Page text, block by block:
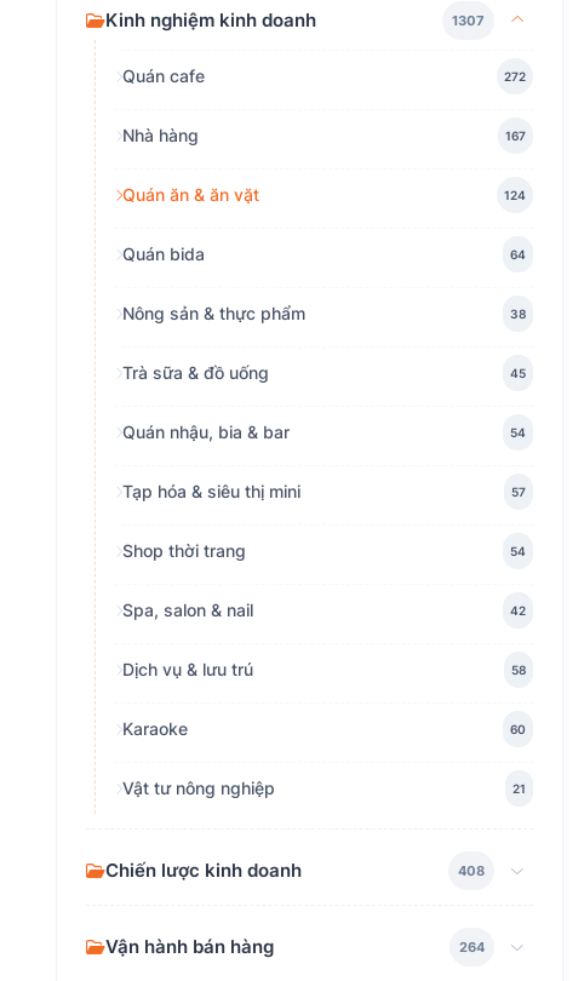
Kinh nghiệm kinh doanh 1307
Quán cafe 272
Nhà hàng 167
Quán ăn & ăn vặt 124
Quán bida 64
Nông sản & thực phẩm 38
Trà sữa & đồ uống 45
Quán nhậu, bia & bar 54
Tạp hóa & siêu thị mini 57
Shop thời trang 54
Spa, salon & nail 42
Dịch vụ & lưu trú 58
Karaoke 60
Vật tư nông nghiệp 21
Chiến lược kinh doanh 408
Vận hành bán hàng 264